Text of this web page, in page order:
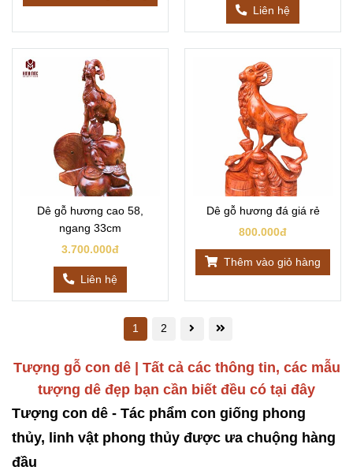
Liên hệ
Dê gỗ hương cao 58,
ngang 33cm
3.700.000đ
Liên hệ
Dê gỗ hương đá giá rẻ
800.000đ
Thêm vào giỏ hàng
1 2
Tượng gỗ con dê | Tất cả các thông tin, các mẫu
tượng dê đẹp bạn cần biết đều có tại đây
Tượng con dê - Tác phẩm con giống phong
thủy, linh vật phong thủy được ưa chuộng hàng
đầu